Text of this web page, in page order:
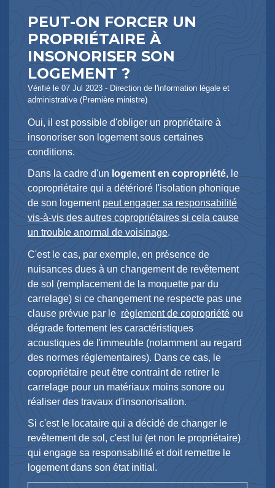
PEUT-ON FORCER UN
PROPRIÉTAIRE À
INSONORISER SON
LOGEMENT ?
Vérifié le 07 Jul 2023 - Direction de l'information légale et
administrative (Première ministre)
Oui, il est possible d'obliger un propriétaire à
insonoriser son logement sous certaines
conditions.
Dans la cadre d'un logement en copropriété, le
copropriétaire qui a détérioré l'isolation phonique
de son logement peut engager sa responsabilité
vis-à-vis des autres copropriétaires si cela cause
un trouble anormal de voisinage.
C'est le cas, par exemple, en présence de
nuisances dues à un changement de revêtement
de sol (remplacement de la moquette par du
carrelage) si ce changement ne respecte pas une
clause prévue par le règlement de copropriété ou
dégrade fortement les caractéristiques
acoustiques de l'immeuble (notamment au regard
des normes réglementaires). Dans ce cas, le
copropriétaire peut être contraint de retirer le
carrelage pour un matériaux moins sonore ou
réaliser des travaux d'insonorisation.
Si c'est le locataire qui a décidé de changer le
revêtement de sol, c'est lui (et non le propriétaire)
qui engage sa responsabilité et doit remettre le
logement dans son état initial.